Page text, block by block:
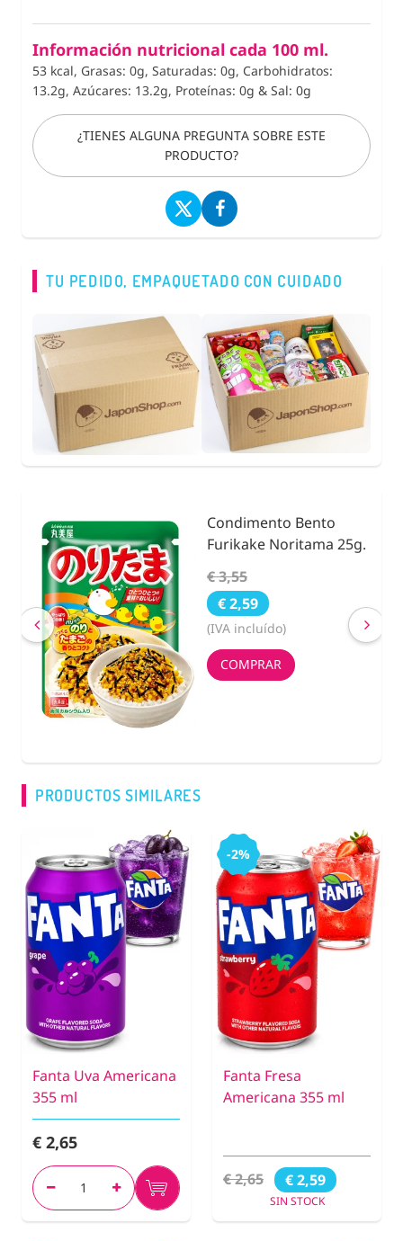
Información nutricional cada 100 ml.
53 kcal, Grasas: 0g, Saturadas: 0g, Carbohidratos:
13.2g, Azúcares: 13.2g, Proteínas: 0g & Sal: 0g
¿TIENES ALGUNA PREGUNTA SOBRE ESTE
PRODUCTO?
TU PEDIDO, EMPAQUETADO CON CUIDADO
Condimento Bento
Furikake Noritama 25g.
€ 3,55
€ 2,59
(IVA incluído)
COMPRAR
PRODUCTOS SIMILARES
Fanta Uva Americana
355 ml
€ 2,65
-2%
Fanta Fresa
Americana 355 ml
€ 2,65 € 2,59
SIN STOCK